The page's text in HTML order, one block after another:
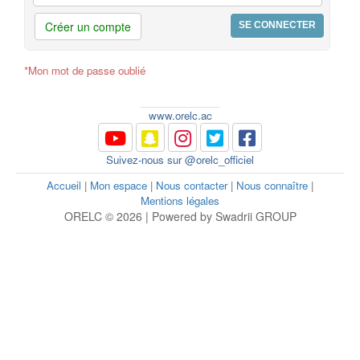
Créer un compte
*Mon mot de passe oublié
www.orelc.ac
Suivez-nous sur @orelc_officiel
Accueil | Mon espace | Nous contacter| Nous connaître |
Mentions légales
ORELC © 2026 | Powered by Swadrii GROUP